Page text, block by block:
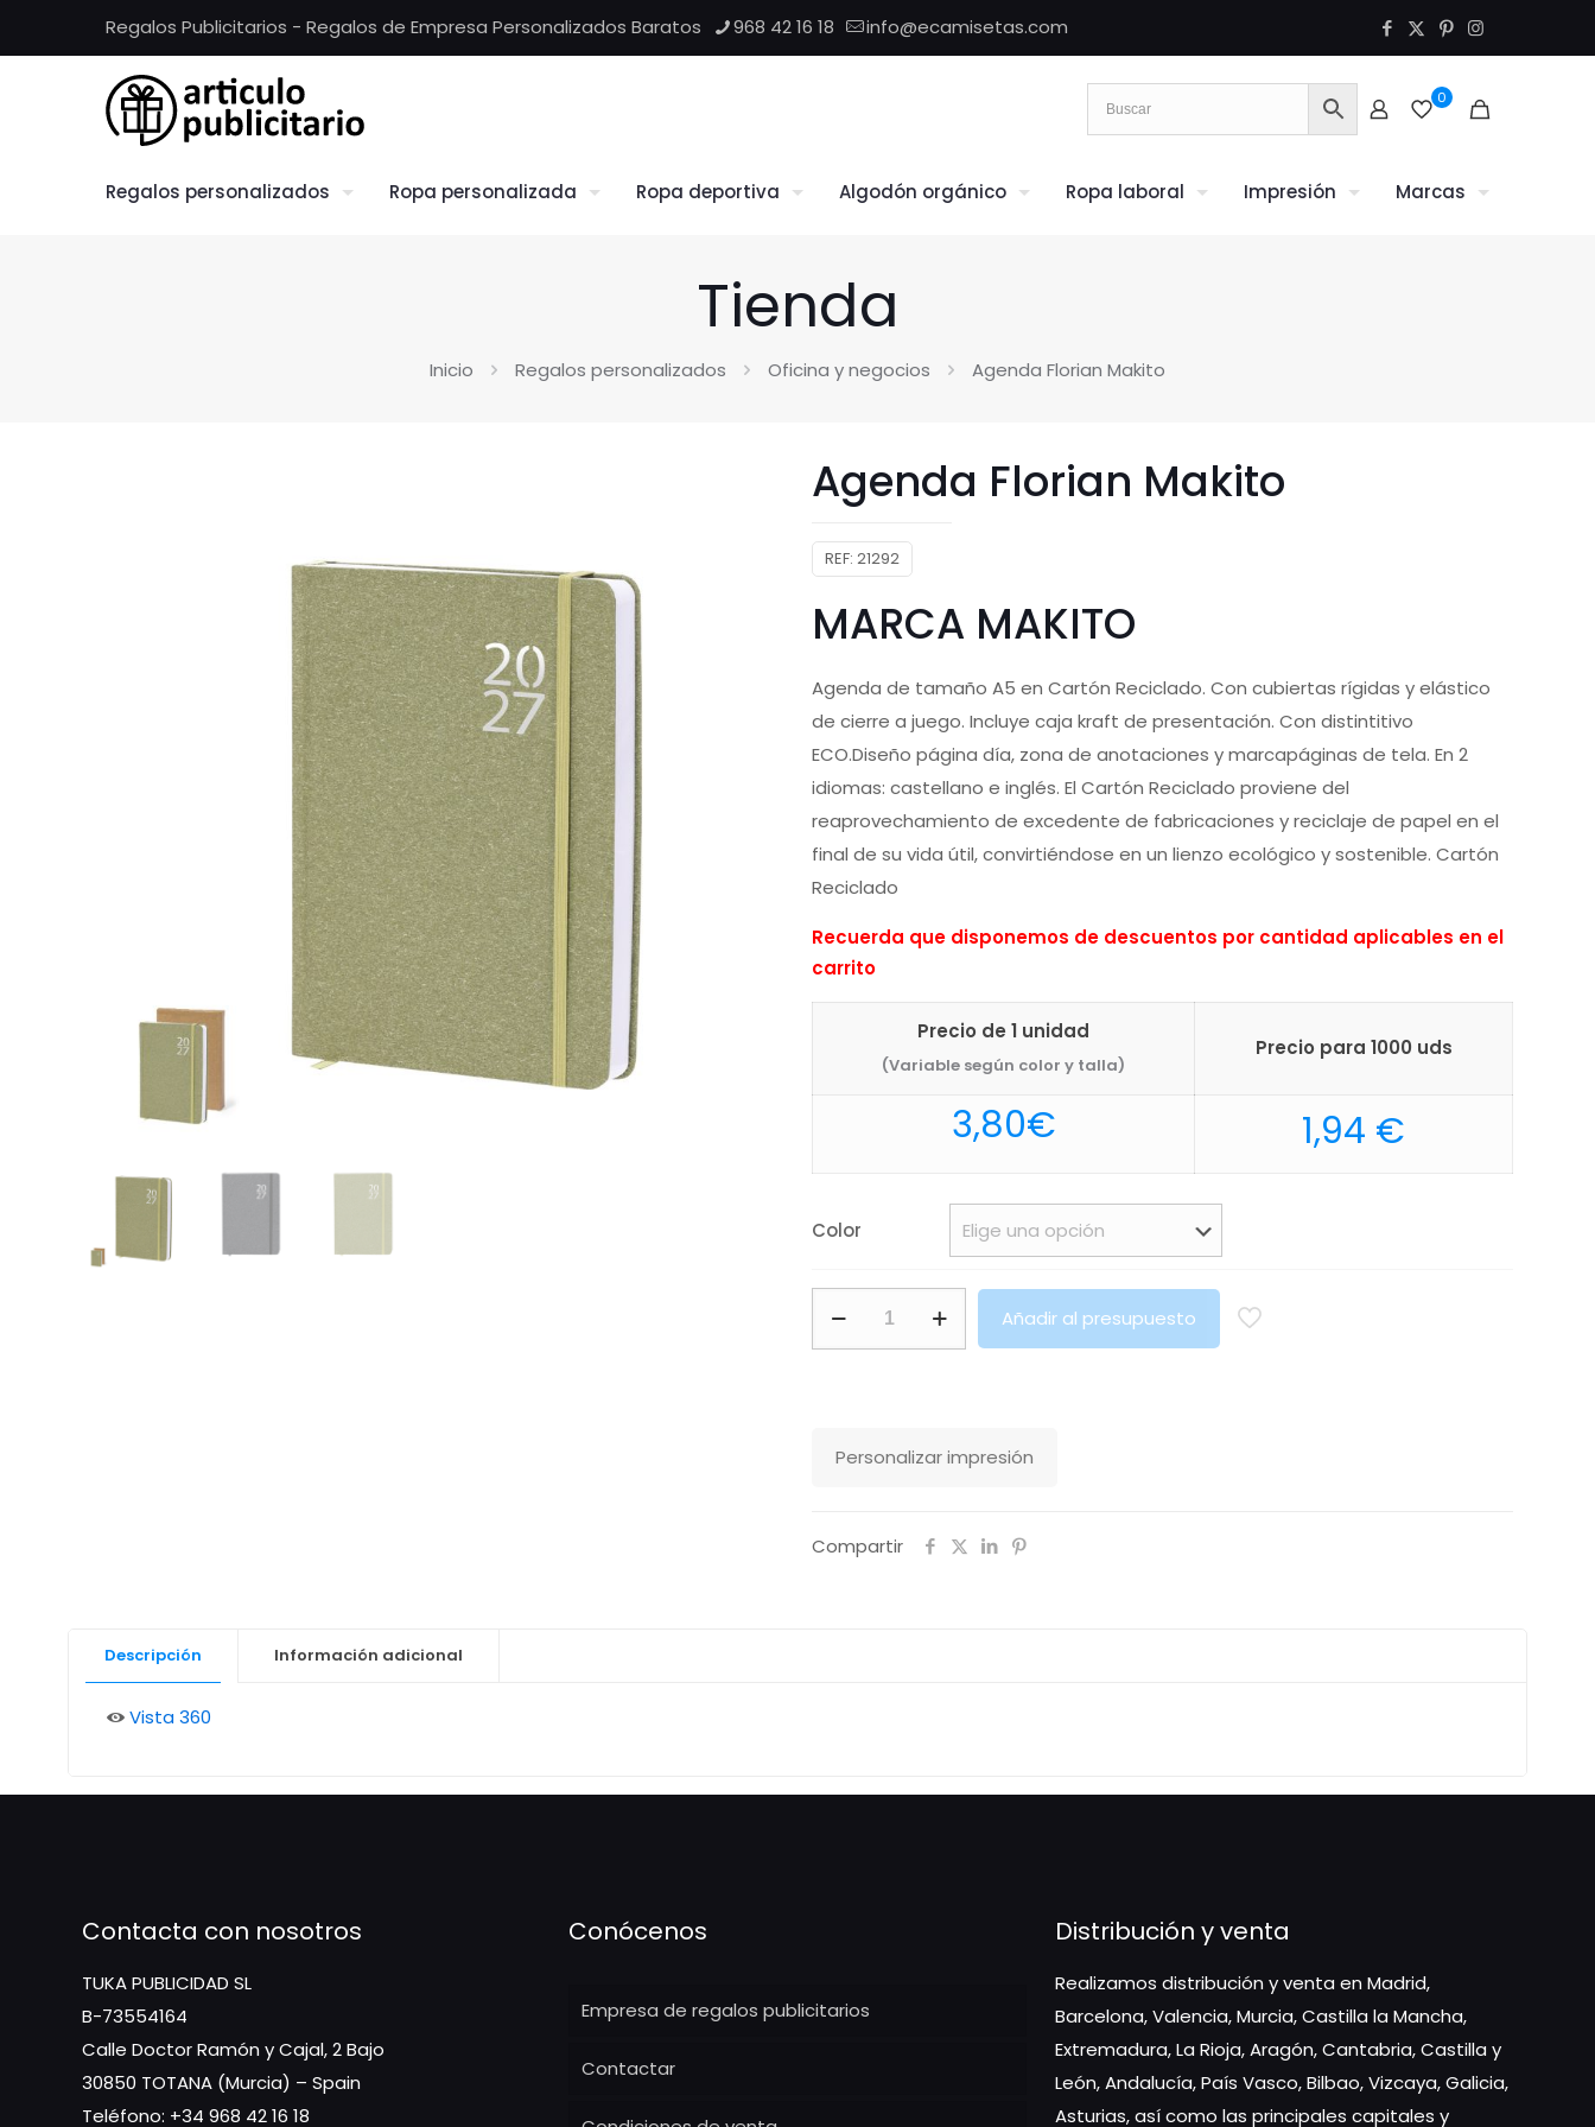
Regalos Publicitarios - Regalos de Empresa Personalizados Baratos 968 42 16 18 info@ecamisetas.com
0
Regalos personalizados Ropa personalizada Ropa deportiva Algodón orgánico Ropa laboral Impresión Marcas
Tienda
Inicio Regalos personalizados Oficina y negocios Agenda Florian Makito
Agenda Florian Makito
REF: 21292
MARCA MAKITO
Agenda de tamaño A5 en Cartón Reciclado. Con cubiertas rígidas y elástico
de cierre a juego. Incluye caja kraft de presentación. Con distintitivo
ECO.Diseño página día, zona de anotaciones y marcapáginas de tela. En 2
idiomas: castellano e inglés. El Cartón Reciclado proviene del
reaprovechamiento de excedente de fabricaciones y reciclaje de papel en el
final de su vida útil, convirtiéndose en un lienzo ecológico y sostenible. Cartón
Reciclado
Recuerda que disponemos de descuentos por cantidad aplicables en el
carrito
Precio de 1 unidad
(Variable según color y talla)
Precio para 1000 uds
3,80€ 1,94 €
Color
Añadir al presupuesto
Personalizar impresión
Compartir
Descripción Información adicional
Vista 360
Contacta con nosotros
TUKA PUBLICIDAD SL
B-73554164
Calle Doctor Ramón y Cajal, 2 Bajo
30850 TOTANA (Murcia) – Spain
Teléfono: +34 968 42 16 18
Conócenos
Empresa de regalos publicitarios
Contactar
Distribución y venta
Realizamos distribución y venta en Madrid,
Barcelona, Valencia, Murcia, Castilla la Mancha,
Extremadura, La Rioja, Aragón, Cantabria, Castilla y
León, Andalucía, País Vasco, Bilbao, Vizcaya, Galicia,
Asturias, así como las principales capitales y